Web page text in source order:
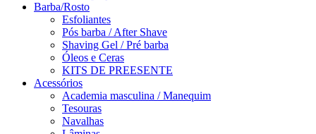
Barba/Rosto
Esfoliantes
Pós barba / After Shave
Shaving Gel / Pré barba
Óleos e Ceras
KITS DE PREESENTE
Acessórios
Academia masculina / Manequim
Tesouras
Navalhas